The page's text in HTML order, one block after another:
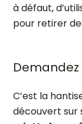
à défaut,
pour retirer
C’est la
découvert sur